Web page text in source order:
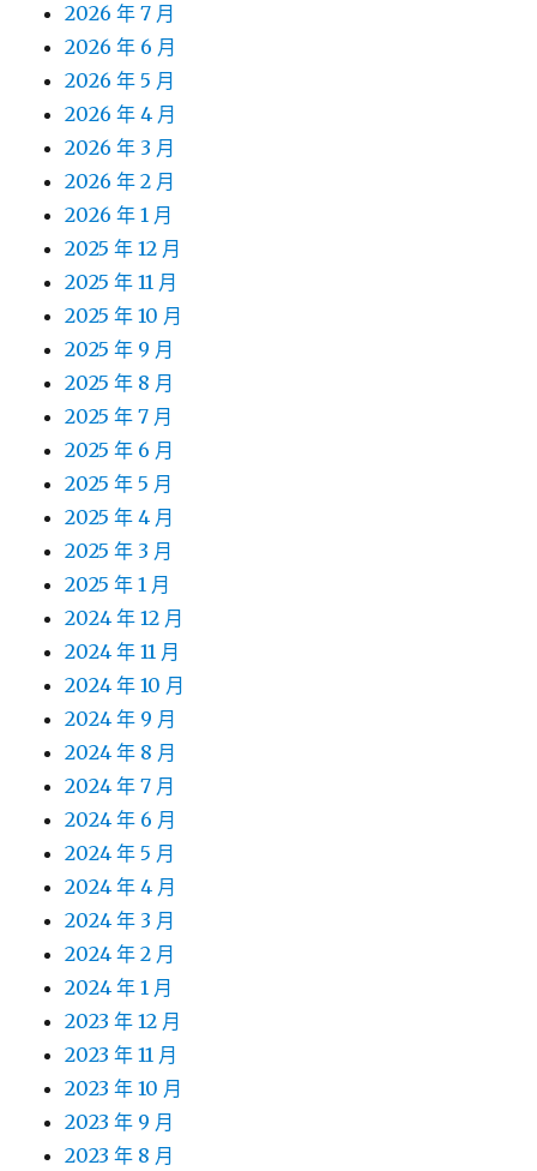
2026 年 7 月
2026 年 6 月
2026 年 5 月
2026 年 4 月
2026 年 3 月
2026 年 2 月
2026 年 1 月
2025 年 12 月
2025 年 11 月
2025 年 10 月
2025 年 9 月
2025 年 8 月
2025 年 7 月
2025 年 6 月
2025 年 5 月
2025 年 4 月
2025 年 3 月
2025 年 1 月
2024 年 12 月
2024 年 11 月
2024 年 10 月
2024 年 9 月
2024 年 8 月
2024 年 7 月
2024 年 6 月
2024 年 5 月
2024 年 4 月
2024 年 3 月
2024 年 2 月
2024 年 1 月
2023 年 12 月
2023 年 11 月
2023 年 10 月
2023 年 9 月
2023 年 8 月